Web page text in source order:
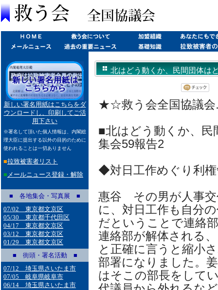
新しい署名用紙はこちらをダ
ウンロードし、印刷してご活
用下さい
※署名して頂いた個人情報は、内閣総
理大臣に提出する以外の目的のために
使われることは一切ありません
■拉致被害者リスト
■ メールニュース登録・解除
■ 各地集会・写真展 ■
07/02 東京都文京区
05/30 東京都千代田区
04/17 東京都文京区
03/12 東京都文京区
01/29 東京都文京区
■ 街頭・署名活動 ■
07/12 埼玉県さいたま市
07/05 岐阜県岐阜市
06/14 埼玉県さいたま市
北はどう動くか、民間団体は
★☆救う会全国協議
■北はどう動くか、民
集会59報告2
◆対日工作めぐり利
惠谷 その男が人事交
に、対日工作も自分
だということで連絡
連絡部が解体される
と正確に言うと縮小
部署になりました。
はそこの部長をして